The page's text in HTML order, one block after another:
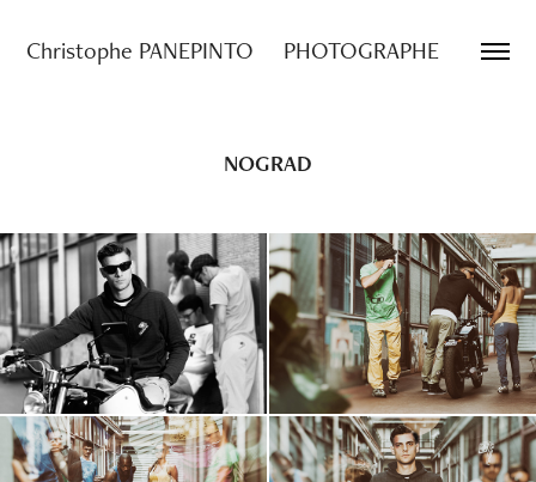
Christophe PANEPINTO     PHOTOGRAPHE
NOGRAD